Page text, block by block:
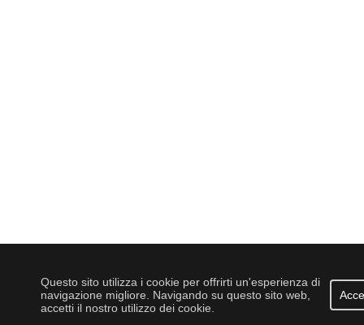
Questo sito utilizza i cookie per offrirti un'esperienza di
navigazione migliore. Navigando su questo sito web,
accetti il nostro utilizzo dei cookie.